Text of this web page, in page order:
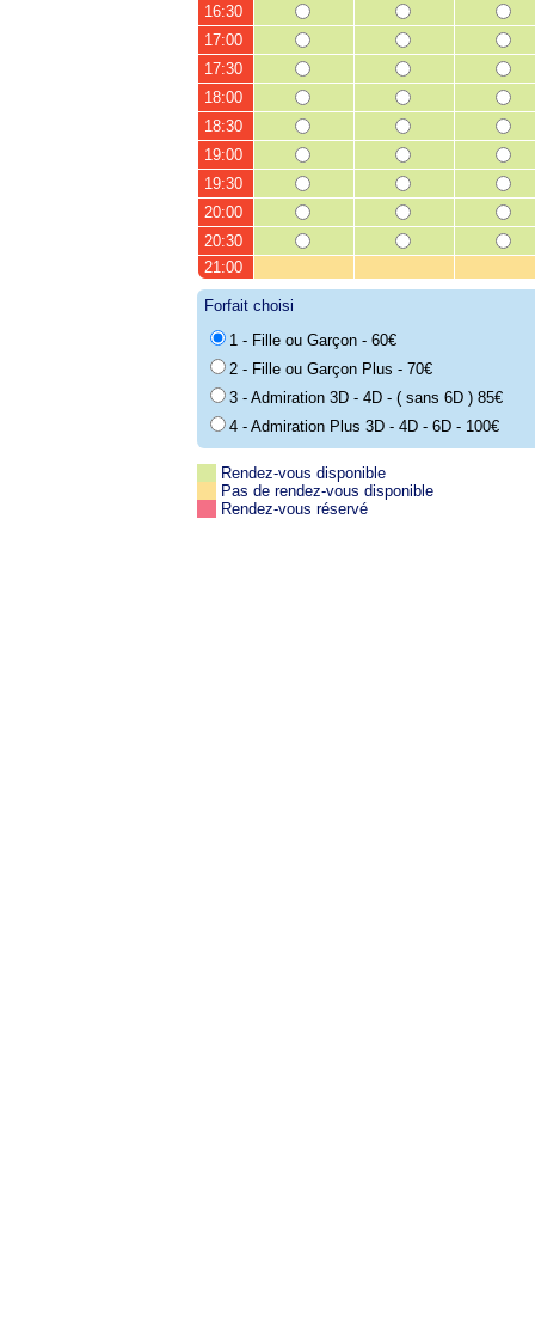
16:30
17:00
17:30
18:00
18:30
19:00
19:30
20:00
20:30
21:00
Forfait choisi
1 - Fille ou Garçon - 60€
2 - Fille ou Garçon Plus - 70€
3 - Admiration 3D - 4D - ( sans 6D ) 85€
4 - Admiration Plus 3D - 4D - 6D - 100€
Rendez-vous disponible
Pas de rendez-vous disponible
Rendez-vous réservé